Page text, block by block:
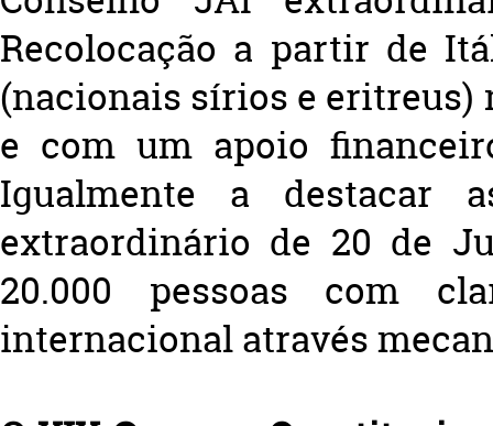
Recolocação a partir de
(nacionais sírios e eritreus)
e com um apoio
Igualmente a destacar
extraordinário de 20 de
20.000 pessoas com
internacional através